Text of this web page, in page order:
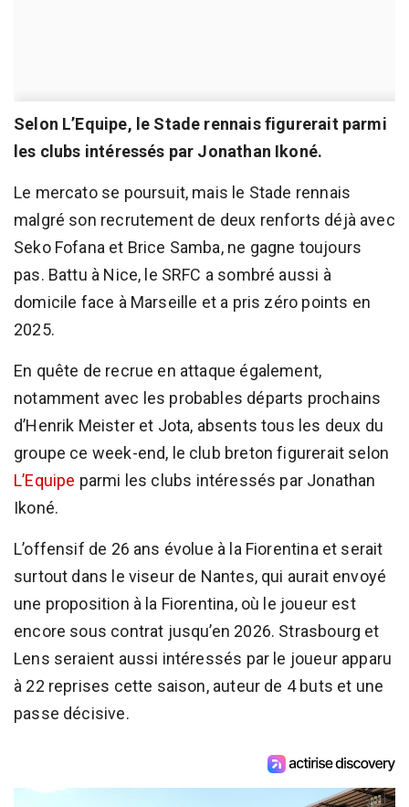
Selon L’Equipe, le Stade rennais figurerait parmi
les clubs intéressés par Jonathan Ikoné.
Le mercato se poursuit, mais le Stade rennais
malgré son recrutement de deux renforts déjà avec
Seko Fofana et Brice Samba, ne gagne toujours
pas. Battu à Nice, le SRFC a sombré aussi à
domicile face à Marseille et a pris zéro points en
2025.
En quête de recrue en attaque également,
notamment avec les probables départs prochains
d’Henrik Meister et Jota, absents tous les deux du
groupe ce week-end, le club breton figurerait selon
L’Equipe parmi les clubs intéressés par Jonathan
Ikoné.
L’offensif de 26 ans évolue à la Fiorentina et serait
surtout dans le viseur de Nantes, qui aurait envoyé
une proposition à la Fiorentina, où le joueur est
encore sous contrat jusqu’en 2026. Strasbourg et
Lens seraient aussi intéressés par le joueur apparu
à 22 reprises cette saison, auteur de 4 buts et une
passe décisive.